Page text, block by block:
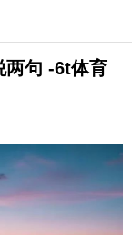
两句 -6t体育